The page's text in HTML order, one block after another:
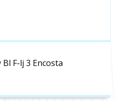
F-lj 3 Encosta